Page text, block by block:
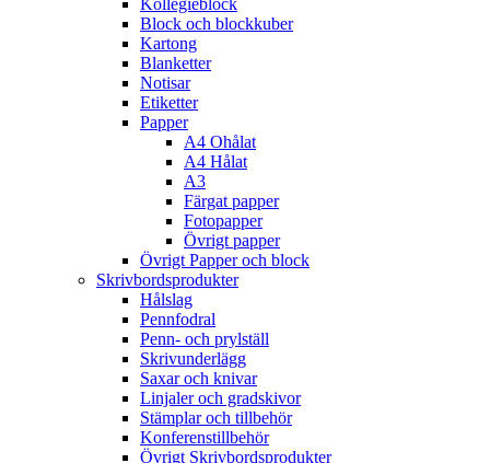
Kollegieblock
Block och blockkuber
Kartong
Blanketter
Notisar
Etiketter
Papper
A4 Ohålat
A4 Hålat
A3
Färgat papper
Fotopapper
Övrigt papper
Övrigt Papper och block
Skrivbordsprodukter
Hålslag
Pennfodral
Penn- och prylställ
Skrivunderlägg
Saxar och knivar
Linjaler och gradskivor
Stämplar och tillbehör
Konferenstillbehör
Övrigt Skrivbordsprodukter